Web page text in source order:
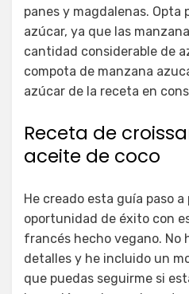
panes y magdalenas. Opta
azúcar, ya que las
cantidad considerable de
compota de manzana
azúcar de la receta en
Receta de
aceite de coco
He creado esta guía paso
oportunidad de éxito con
francés hecho vegano. No
detalles y he incluido un
que puedas seguirme si